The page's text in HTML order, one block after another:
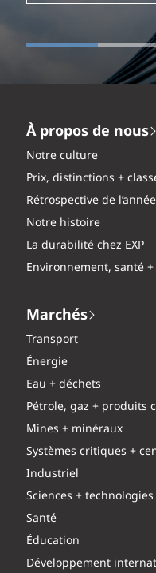
À propos de nous
Notre culture
Prix, distinctions +
Rétrospective de
Notre histoire
La durabilité chez EXP
Environnement, santé
Marchés
Transport
Énergie
Eau + déchets
Pétrole, gaz + produits
Mines + minéraux
Systèmes critiques +
Industriel
Sciences + technologies
Santé
Éducation
Développement